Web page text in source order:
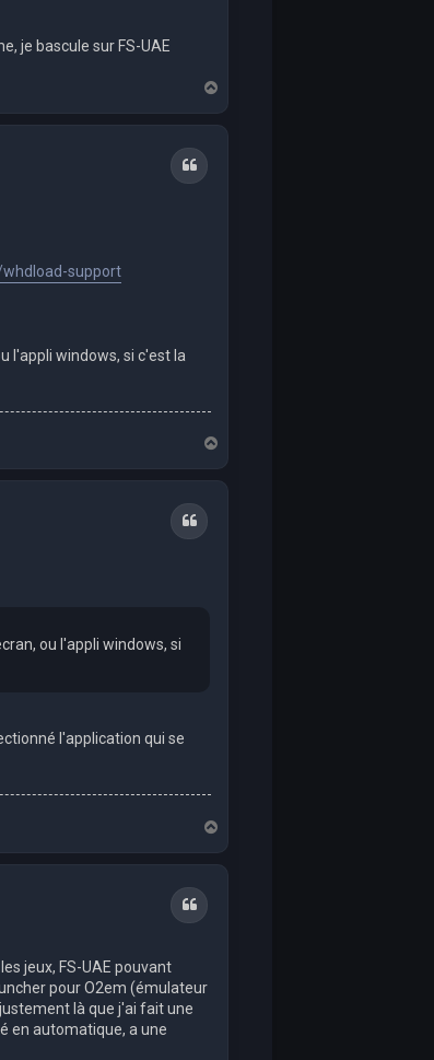
je bascule sur FS-UAE
o
Quote
support
l'appli windows, si c'est la
o
p
Quote
ou l'appli windows, si
l'application qui se
o
Quote
jeux, FS-UAE pouvant
pour O2em (émulateur
là que j'ai fait une
en automatique, a une